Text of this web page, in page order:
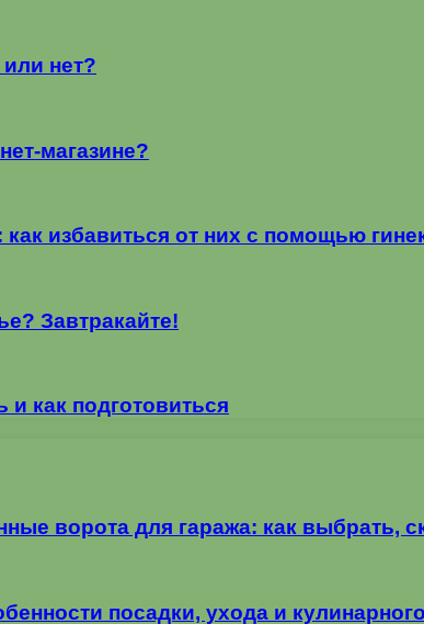
нет?
магазине?
избавиться от них с помощью
Завтракайте!
и как подготовиться
ворота для гаража: как выбрать,
посадки, ухода и